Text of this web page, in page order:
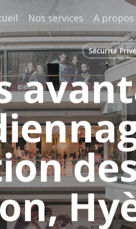
Nos services A propos
Sécurité